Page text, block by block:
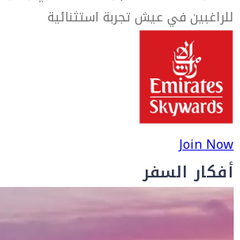
للراغبين في عيش تجربة استثنائية
Join Now
أفكار السفر